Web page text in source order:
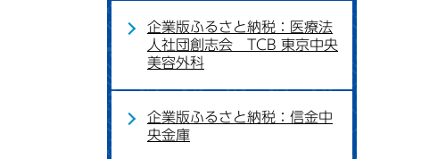
企業版ふるさと納税：医療法
人社団創志会 TCB 東京中央
美容外科
企業版ふるさと納税：信金中
央金庫